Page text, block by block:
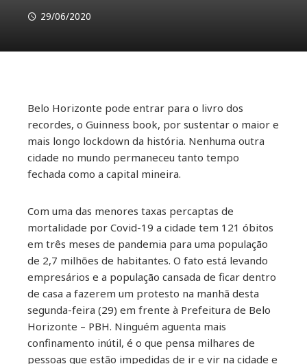
29/06/2020
Belo Horizonte pode entrar para o livro dos
recordes, o Guinness book, por sustentar o maior e
mais longo lockdown da história. Nenhuma outra
cidade no mundo permaneceu tanto tempo
fechada como a capital mineira.
Com uma das menores taxas percaptas de
mortalidade por Covid-19 a cidade tem 121 óbitos
em três meses de pandemia para uma população
de 2,7 milhões de habitantes. O fato está levando
empresários e a população cansada de ficar dentro
de casa a fazerem um protesto na manhã desta
segunda-feira (29) em frente à Prefeitura de Belo
Horizonte – PBH. Ninguém aguenta mais
confinamento inútil, é o que pensa milhares de
pessoas que estão impedidas de ir e vir na cidade e